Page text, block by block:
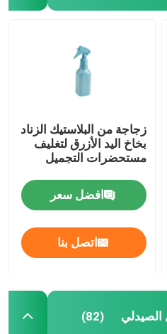
زجاجة من البلاستيك الزناد
بخاخ اليد الأزرق لتغليف
مستحضرات التجميل
افضل سعر
اتصل بنا
(82)